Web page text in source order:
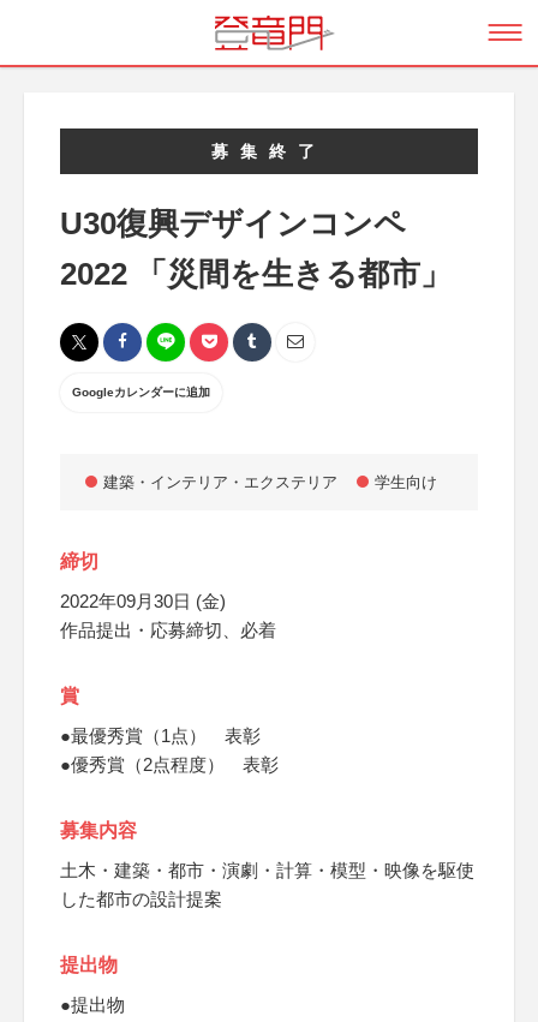
募集終了
U30復興デザインコンペ
2022 「災間を生きる都市」
Googleカレンダーに追加
建築・インテリア・エクステリア 学生向け
締切
2022年09月30日 (金)
作品提出・応募締切、必着
賞
●最優秀賞（1点） 表彰
●優秀賞（2点程度） 表彰
募集内容
土木・建築・都市・演劇・計算・模型・映像を駆使
した都市の設計提案
提出物
●提出物